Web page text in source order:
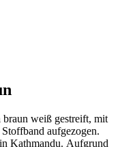
braun weiß gestreift, mit
aufgezogen.
Kathmandu. Aufgrund